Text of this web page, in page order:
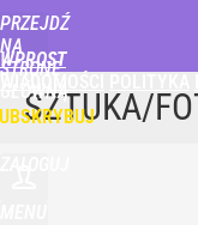
PRZEJDŹ
NA
STRONĘ
GŁÓWNĄ
WPROST
SZTUKA/